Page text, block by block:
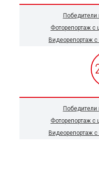
Победители
Фоторепортаж с
Видеорепортаж
Победители
Фоторепортаж с
Видеорепортаж